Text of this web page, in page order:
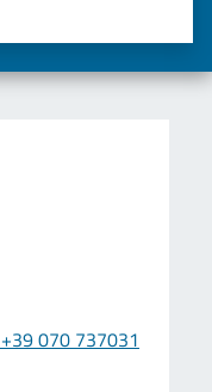
070 737031